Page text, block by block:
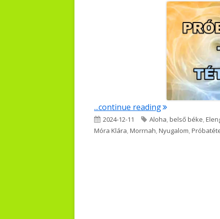
...continue reading"PRÓBA – TÉTEL"
Published
on
2024-12-11 Tags
Aloha,belső béke,
Móra Klára,Morrnah,Nyugalom,